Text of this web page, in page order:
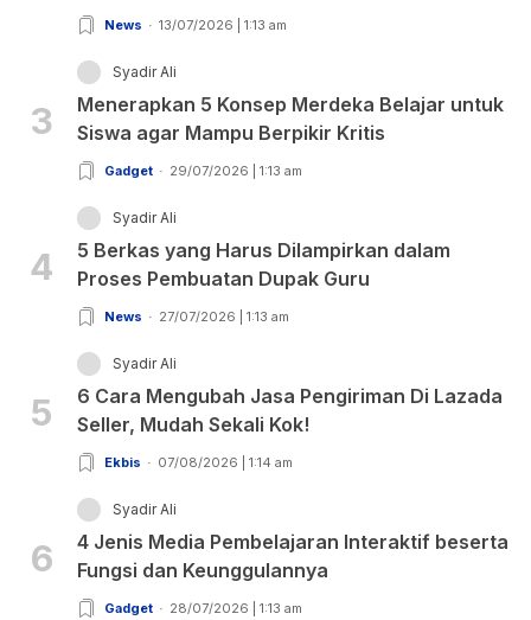
News 13/07/2026 | 1:13 am
3
Syadir Ali
Menerapkan 5 Konsep Merdeka Belajar untuk
Siswa agar Mampu Berpikir Kritis
Gadget 29/07/2026 | 1:13 am
4
Syadir Ali
5 Berkas yang Harus Dilampirkan dalam
Proses Pembuatan Dupak Guru
News 27/07/2026 | 1:13 am
5
Syadir Ali
6 Cara Mengubah Jasa Pengiriman Di Lazada
Seller, Mudah Sekali Kok!
Ekbis 07/08/2026 | 1:14 am
6
Syadir Ali
4 Jenis Media Pembelajaran Interaktif beserta
Fungsi dan Keunggulannya
Gadget 28/07/2026 | 1:13 am